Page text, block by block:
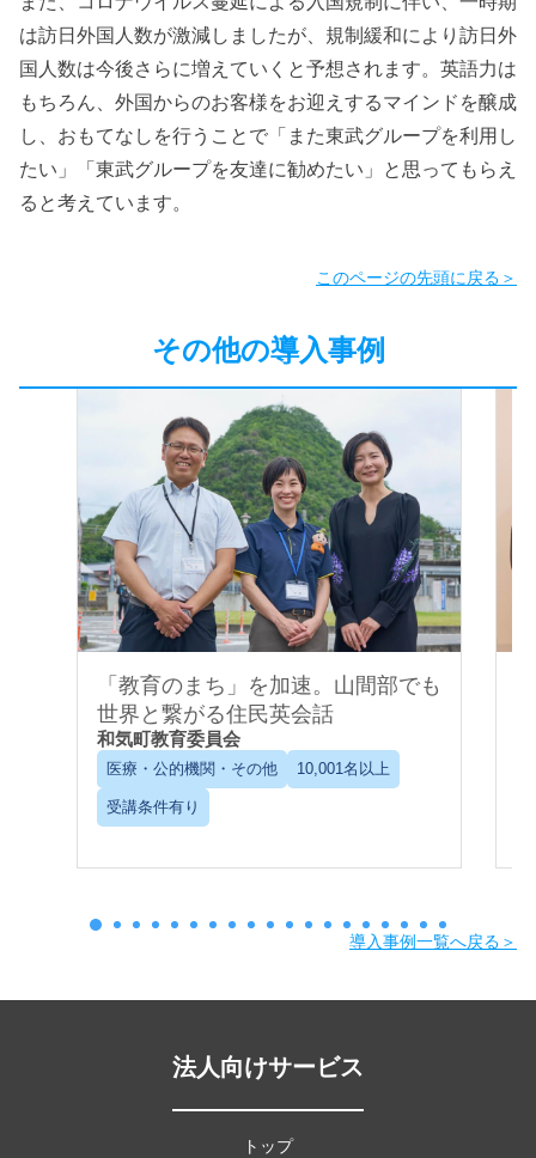
は訪日外国人数が激減しましたが、規制緩和により訪日外
国人数は今後さらに増えていくと予想されます。英語力は
もちろん、外国からのお客様をお迎えするマインドを醸成
し、おもてなしを行うことで「また東武グループを利用し
たい」「東武グループを友達に勧めたい」と思ってもらえ
ると考えています。
このページの先頭に戻る＞
その他の導入事例
「教育のまち」を加速。山間部でも
世界と繋がる住民英会話
和気町教育委員会
医療・公的機関・その他 10,001名以上
受講条件有り
導入事例一覧へ戻る＞
法人向けサービス
トップ